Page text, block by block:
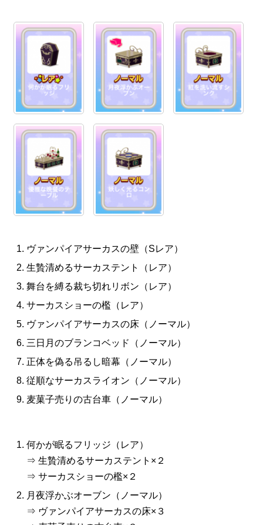
ヴァンパイアサーカスの壁（Sレア）
生贄清めるサーカステント（レア）
舞台を縛る裁ち切れリボン（レア）
サーカスショーの檻（レア）
ヴァンパイアサーカスの床（ノーマル）
三日月のブランコベッド（ノーマル）
正体を偽る吊るし暗幕（ノーマル）
従順なサーカスライオン（ノーマル）
麦菓子売りの古台車（ノーマル）
何かが眠るフリッジ（レア）
⇒ 生贄清めるサーカステント×２
⇒ サーカスショーの檻×２
月夜浮かぶオーブン（ノーマル）
⇒ ヴァンパイアサーカスの床×３